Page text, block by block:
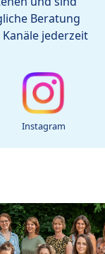
Beratung
jederzeit
Instagram